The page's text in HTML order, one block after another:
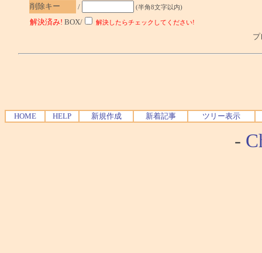
削除キー / (半角8文字以内)
解決済み! BOX/ 解決したらチェックしてください!
プ
HOME HELP 新規作成 新着記事 ツリー表示
-